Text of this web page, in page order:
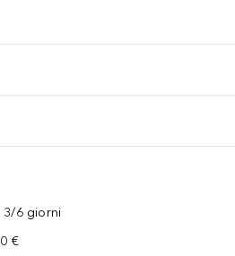
3/6 giorni
€